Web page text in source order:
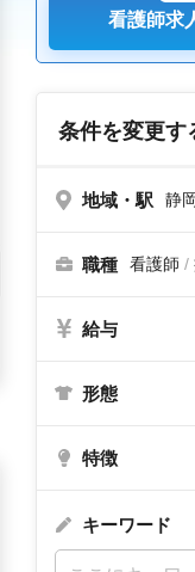
看護師求
条件を変更す
地域・駅 静
職種 看護師 /
給与
形態
特徴
キーワード